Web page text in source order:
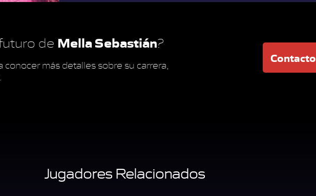
de Mella Sebastián?
más detalles sobre su carrera,
Contacto
Jugadores Relacionados